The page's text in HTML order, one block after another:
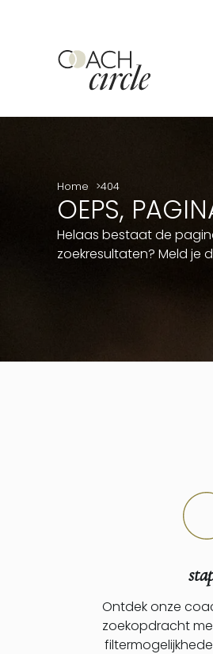
Home 404
OEPS,
Helaas bestaat de
zoekresultaten? Meld
Ontdek onze
zoekopdracht